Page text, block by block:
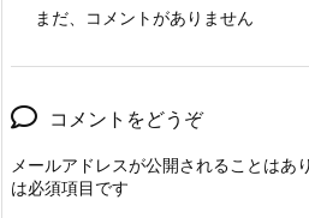
まだ、コメントがありません
コメントをどうぞ
メールアドレスが公開されることはあ
は必須項目です